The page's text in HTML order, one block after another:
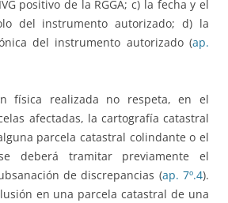
positivo de la RGGA; c) la fecha y el
del instrumento autorizado; d) la
del instrumento autorizado (ap.
física realizada no respeta, en el
afectadas, la cartografía catastral
parcela catastral colindante o el
deberá tramitar previamente el
de discrepancias (ap. 7º.4).
en una parcela catastral de una